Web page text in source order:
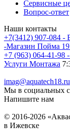
Сервисные
Вопрос-ответ
Наши контакты
+7(3412) 907-084 -
-Магазин Пойма
+7 (963) 064-41-98
Услуги Монтажа
imag@aquatech18.ru
Мы в социальных
Напишите нам
© 2016-2026
в Ижевске